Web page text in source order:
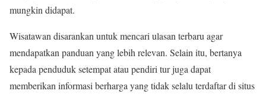
mungkin didapat.
Wisatawan disarankan untuk mencari ulasan terbaru agar
mendapatkan panduan yang lebih relevan. Selain itu, bertanya
kepada penduduk setempat atau pendiri tur juga dapat
memberikan informasi berharga yang tidak selalu terdaftar di situs